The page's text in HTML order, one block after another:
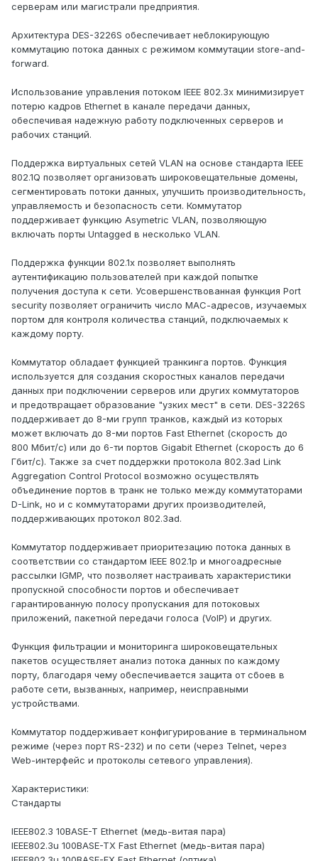
серверам или магистрали предприятия.
Архитектура DES-3226S обеспечивает неблокирующую
коммутацию потока данных с режимом коммутации store-and-
forward.
Использование управления потоком IEEE 802.3x минимизирует
потерю кадров Ethernet в канале передачи данных,
обеспечивая надежную работу подключенных серверов и
рабочих станций.
Поддержка виртуальных сетей VLAN на основе стандарта IEEE
802.1Q позволяет организовать широковещательные домены,
сегментировать потоки данных, улучшить производительность,
управляемость и безопасность сети. Коммутатор
поддерживает функцию Asymetric VLAN, позволяющую
включать порты Untagged в несколько VLAN.
Поддержка функции 802.1x позволяет выполнять
аутентификацию пользователей при каждой попытке
получения доступа к сети. Усовершенствованная функция Port
security позволяет ограничить число МАС-адресов, изучаемых
портом для контроля количества станций, подключаемых к
каждому порту.
Коммутатор обладает функцией транкинга портов. Функция
используется для создания скоростных каналов передачи
данных при подключении серверов или других коммутаторов
и предотвращает образование "узких мест" в сети. DES-3226S
поддерживает до 8-ми групп транков, каждый из которых
может включать до 8-ми портов Fast Ethernet (скорость до
800 Мбит/с) или до 6-ти портов Gigabit Ethernet (скорость до 6
Гбит/с). Также за счет поддержки протокола 802.3ad Link
Aggregation Control Protocol возможно осуществлять
объединение портов в транк не только между коммутаторами
D-Link, но и с коммутаторами других производителей,
поддерживающих протокол 802.3ad.
Коммутатор поддерживает приоритезацию потока данных в
соответствии со стандартом IEEE 802.1p и многоадресные
рассылки IGMP, что позволяет настраивать характеристики
пропускной способности портов и обеспечивает
гарантированную полосу пропускания для потоковых
приложений, пакетной передачи голоса (VoIP) и других.
Функция фильтрации и мониторинга широковещательных
пакетов осуществляет анализ потока данных по каждому
порту, благодаря чему обеспечивается защита от сбоев в
работе сети, вызванных, например, неисправными
устройствами.
Коммутатор поддерживает конфигурирование в терминальном
режиме (через порт RS-232) и по сети (через Telnet, через
Web-интерфейс и протоколы сетевого управления).
Характеристики:
Стандарты
IEEE802.3 10BASE-T Ethernet (медь-витая пара)
IEEE802.3u 100BASE-TX Fast Ethernet (медь-витая пара)